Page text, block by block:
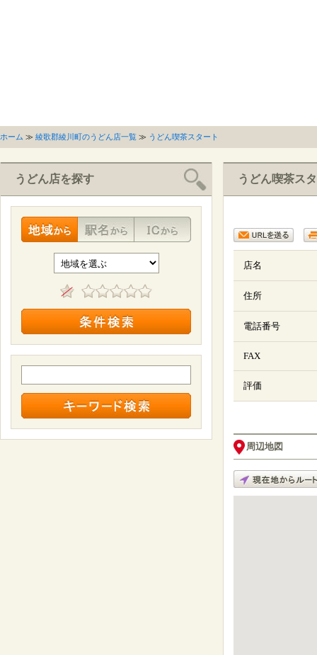
ホーム ≫ 綾歌郡綾川町のうどん店一覧 ≫ うどん喫茶スタート
うどん店を探す うどん喫茶ス
店名
住所
電話番号
FAX
評価
周辺地図